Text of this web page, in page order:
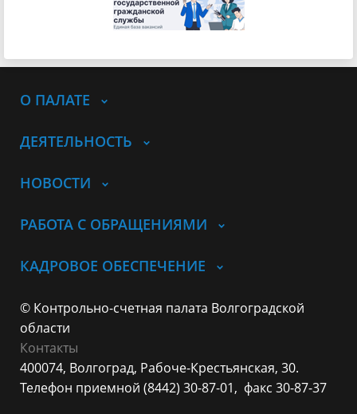
О ПАЛАТЕ
ДЕЯТЕЛЬНОСТЬ
НОВОСТИ
РАБОТА С ОБРАЩЕНИЯМИ
КАДРОВОЕ ОБЕСПЕЧЕНИЕ
© Контрольно-счетная палата Волгоградской
области
Контакты
400074, Волгоград, Рабоче-Крестьянская, 30.
Телефон приемной (8442) 30-87-01, факс 30-87-37